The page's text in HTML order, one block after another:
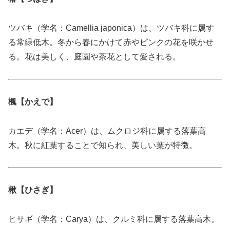
ツバキ（学名：Camellia japonica）は、ツバキ科に属す
る常緑低木。冬から春にかけて赤やピンクの花を咲かせ
る。花は美しく、庭園や茶花として愛される。
楓【かえで】
カエデ（学名：Acer）は、ムクロジ科に属する落葉高
木。秋に紅葉することで知られ、美しい葉が特徴。
楸【ひさぎ】
ヒサギ（学名：Carya）は、クルミ科に属する落葉高木。